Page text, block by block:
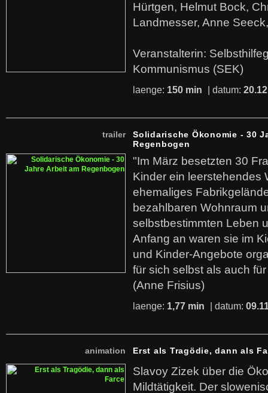
Hürtgen, Helmut Bock,
Landmesser, Anne
Veranstalterin:
Kommunismus (SEK)
laenge: 150 min | datum:
trailer
Solidarische Ökonomie - 30
Regenbogen
"Im März besetzten 30
Kinder ein leerstehendes
ehemaliges
bezahlbaren Wohnraum
selbstbestimmten Leben
Anfang an waren sie im
und Kinder-Angebote
für sich selbst als auch
(Anne Frisius)
laenge: 1,77 min | datum:
animation Erst als Tragödie, dann als
Slavoy Zizek über die
Mildtätigkeit. Der